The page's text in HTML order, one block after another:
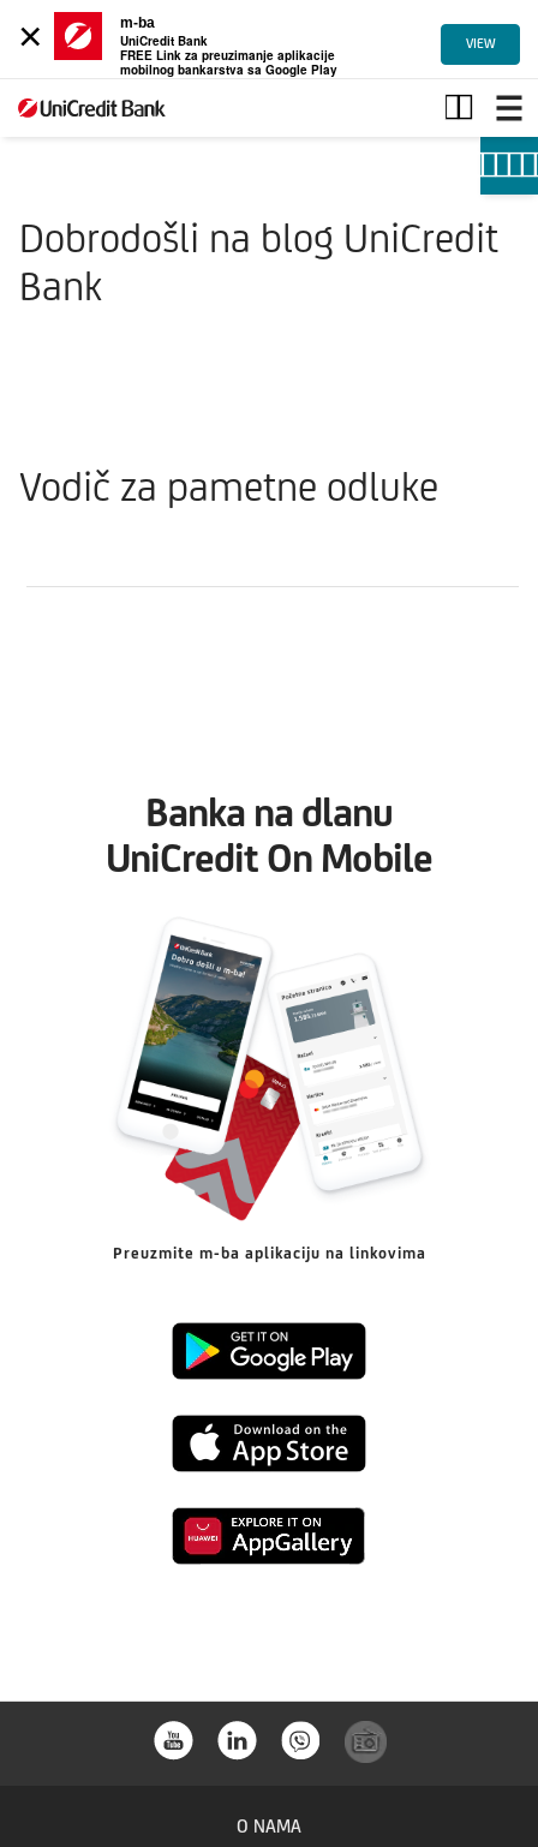
×
m-ba
UniCredit Bank
FREE Link za preuzimanje aplikacije
mobilnog bankarstva sa Google Play
VIEW
Članci
Dobrodošli na blog UniCredit
Bank
Vodič za pametne odluke
Banka na dlanu
UniCredit On Mobile
Preuzmite m-ba aplikaciju na linkovima
Preuzmi
Google
Playa
Preuzmi
App
Preuzmi
O NAMA